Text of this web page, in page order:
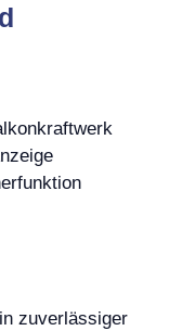
zuverlässiger